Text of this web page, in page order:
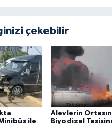
çekebilir
ile
Alevlerin
Biyodizel